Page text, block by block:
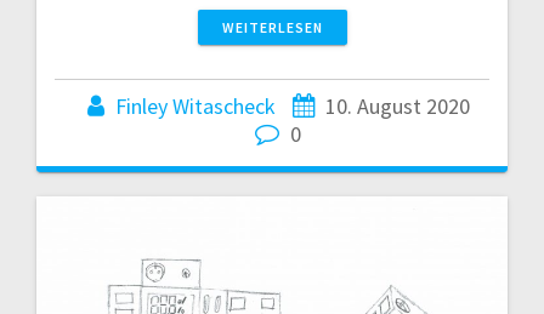
WEITERLESEN
Finley Witascheck
10. August 2020
0